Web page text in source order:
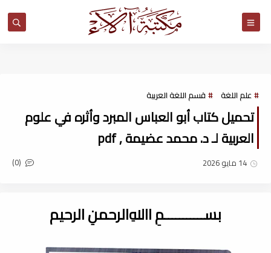
علم اللغة قسم اللغة العربية
تحميل كتاب أبو العباس المبرد وأثره في علوم
العربية لـ د. محمد عضيمة , pdf
14 مايو 2026 (0)
بســـــــــــمِ اﷲِالرحمنِ الرحيم